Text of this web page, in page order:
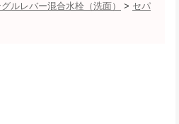
ルレバー混合水栓（洗面） > セパ